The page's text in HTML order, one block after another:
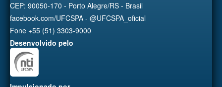
CEP: 90050-170 - Porto Alegre/RS - Brasil
facebook.com/UFCSPA - @UFCSPA_oficial
Fone +55 (51) 3303-9000
Desenvolvido pelo